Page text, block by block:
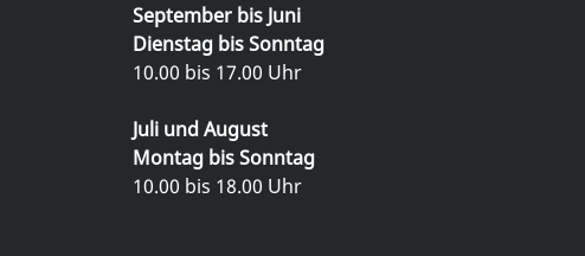
September bis Juni
Dienstag bis Sonntag
10.00 bis 17.00 Uhr
Juli und August
Montag bis Sonntag
10.00 bis 18.00 Uhr